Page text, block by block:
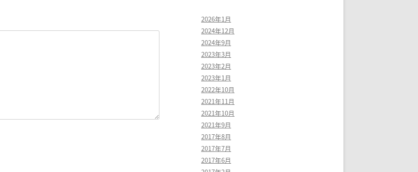
2026年1月
2024年12月
2024年9月
2023年3月
2023年2月
2023年1月
2022年10月
2021年11月
2021年10月
2021年9月
2017年8月
2017年7月
2017年6月